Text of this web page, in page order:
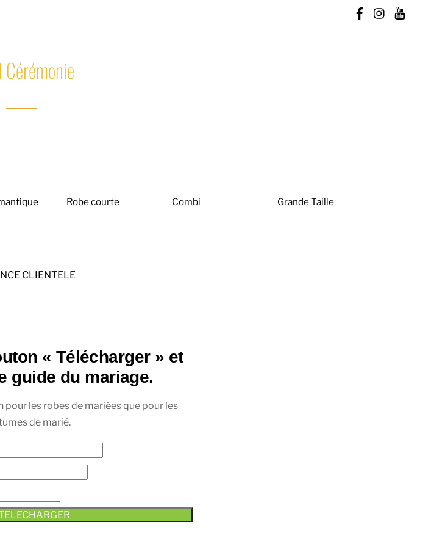
Cérémonie
Robe courte Combi Grande Taille
CLIENTELE
« Télécharger » et
guide du mariage.
pour les robes de mariées que pour les
de marié.